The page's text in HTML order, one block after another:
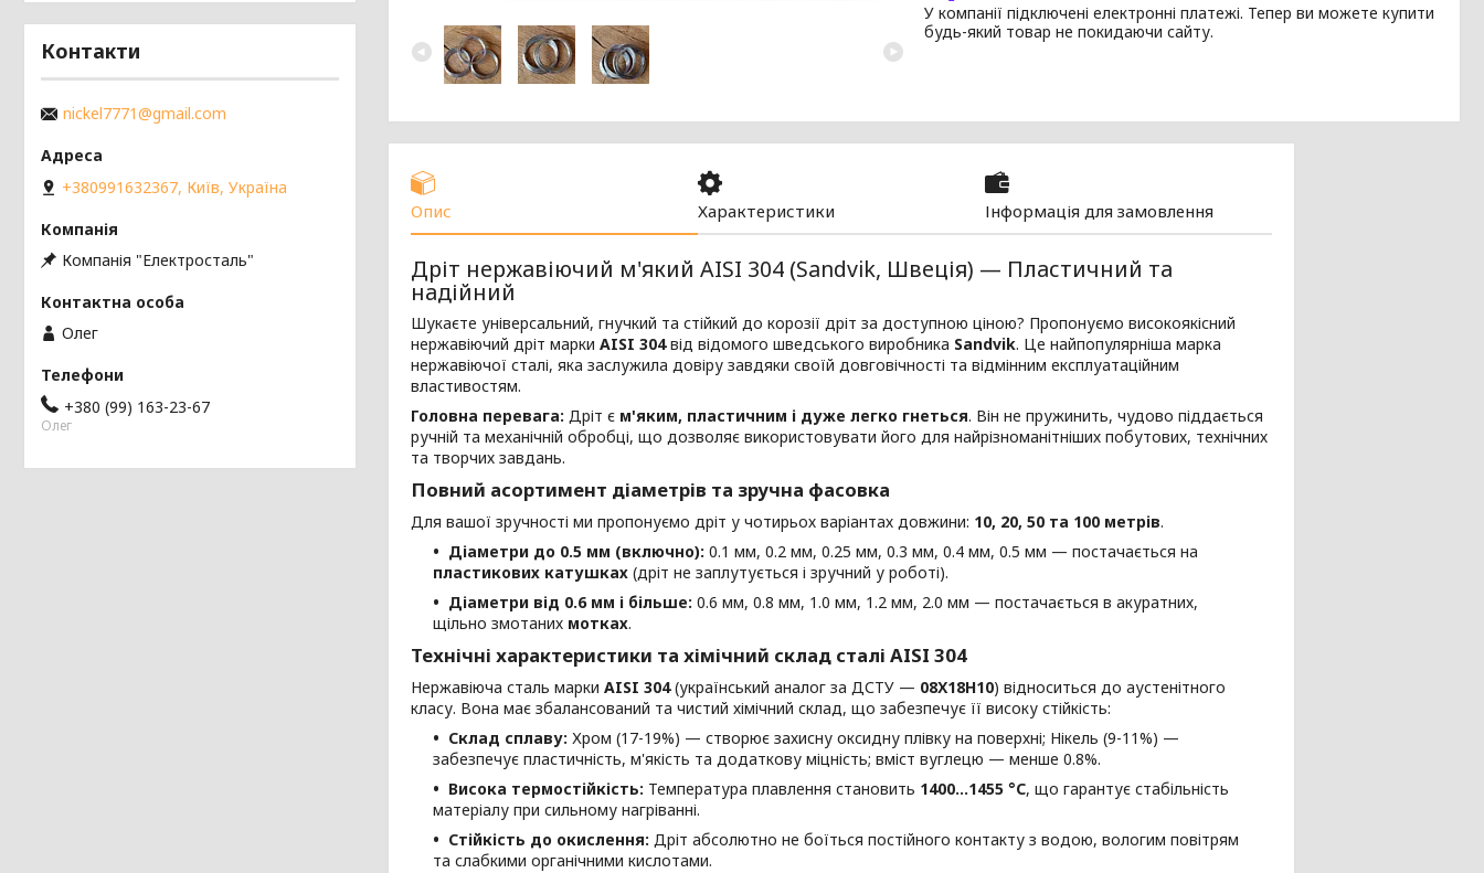
У компанії підключені електронні платежі. Тепер ви можете купити
будь-який товар не покидаючи сайту.
Опис Характеристики Інформація для замовлення
Дріт нержавіючий м'який AISI 304 (Sandvik, Швеція) — Пластичний та
надійний
Шукаєте універсальний, гнучкий та стійкий до корозії дріт за доступною ціною? Пропонуємо високоякісний
нержавіючий дріт марки AISI 304від відомого шведського виробника Sandvik. Це найпопулярніша марка
нержавіючої сталі, яка заслужила довіру завдяки своїй довговічності та відмінним експлуатаційним
властивостям.
Головна перевага: Дріт є м'яким, пластичним і дуже легко гнеться. Він не пружинить, чудово піддається
ручній та механічній обробці, що дозволяє використовувати його для найрізноманітніших побутових, технічних
та творчих завдань.
Повний асортимент діаметрів та зручна фасовка
Для вашої зручності ми пропонуємо дріт у чотирьох варіантах довжини: 10, 20, 50 та 100 метрів.
Діаметри до 0.5 мм (включно): 0.1 мм, 0.2 мм, 0.25 мм, 0.3 мм, 0.4 мм, 0.5 мм — постачається на
пластикових катушках (дріт не заплутується і зручний у роботі).
Діаметри від 0.6 мм і більше: 0.6 мм, 0.8 мм, 1.0 мм, 1.2 мм, 2.0 мм — постачається в акуратних,
щільно змотаних мотках.
Технічні характеристики та хімічний склад сталі AISI 304
Нержавіюча сталь марки AISI 304(український аналог за ДСТУ — 08Х18Н10) відноситься до аустенітного
класу. Вона має збалансований та чистий хімічний склад, що забезпечує її високу стійкість:
Склад сплаву: Хром (17-19%) — створює захисну оксидну плівку на поверхні; Нікель (9-11%) —
забезпечує пластичність, м'якість та додаткову міцність; вміст вуглецю — менше 0.8%.
Висока термостійкість: Температура плавлення становить 1400...1455 °C, що гарантує стабільність
матеріалу при сильному нагріванні.
Стійкість до окислення: Дріт абсолютно не боїться постійного контакту з водою, вологим повітрям
та слабкими органічними кислотами.
Контакти
nickel7771@gmail.com
+380991632367, Київ, Україна
Компанія "Електросталь"
Олег
+380 (99) 163-23-67
Олег